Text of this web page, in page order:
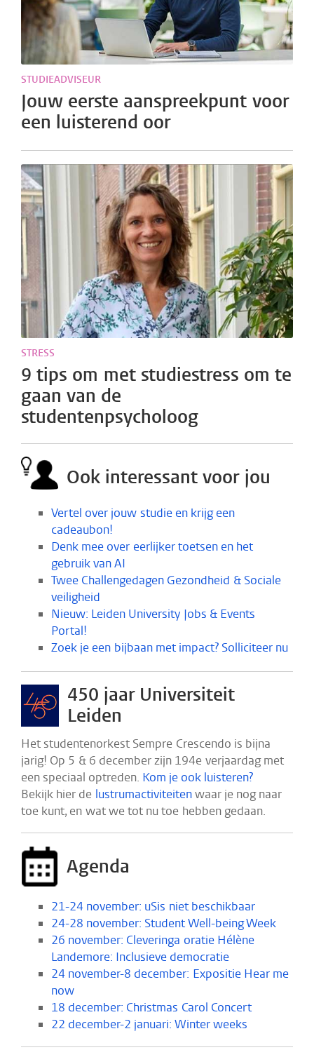
STUDIEADVISEUR
Jouw eerste aanspreekpunt voor
een luisterend oor
STRESS
9 tips om met studiestress om te
gaan van de
studentenpsycholoog
Ook interessant voor jou
Vertel over jouw studie en krijg een
cadeaubon!
Denk mee over eerlijker toetsen en het
gebruik van AI
Twee Challengedagen Gezondheid & Sociale
veiligheid
Nieuw: Leiden University Jobs & Events
Portal!
Zoek je een bijbaan met impact? Solliciteer nu
450 jaar Universiteit
Leiden
Het studentenorkest Sempre Crescendo is bijna
jarig! Op 5 & 6 december zijn 194e verjaardag met
een speciaal optreden. Kom je ook luisteren?
Bekijk hier de lustrumactiviteitenwaar je nog naar
toe kunt, en wat we tot nu toe hebben gedaan.
Agenda
21-24 november: uSis niet beschikbaar
24-28 november: Student Well-being Week
26 november: Cleveringa oratie Hélène
Landemore: Inclusieve democratie
24 november-8 december: Expositie Hear me
now
18 december: Christmas Carol Concert
22 december-2 januari: Winter weeks